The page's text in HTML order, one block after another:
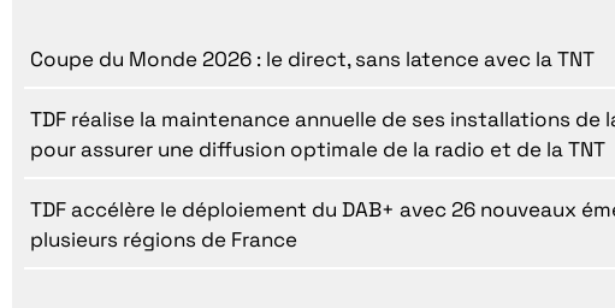
Coupe du Monde 2026 : le direct, sans latence avec la TNT
TDF réalise la maintenance annuelle de ses installations de
pour assurer une diffusion optimale de la radio et de la TNT
TDF accélère le déploiement du DAB+ avec 26 nouveaux
plusieurs régions de France